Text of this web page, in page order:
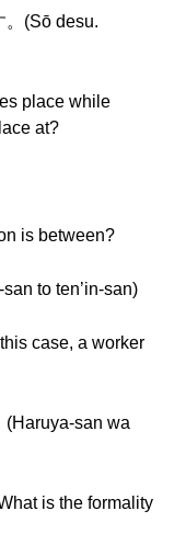
。(Sō desu.
place while
at?
is between?
to ten’in-san)
case, a worker
(Haruya-san wa
is the formality